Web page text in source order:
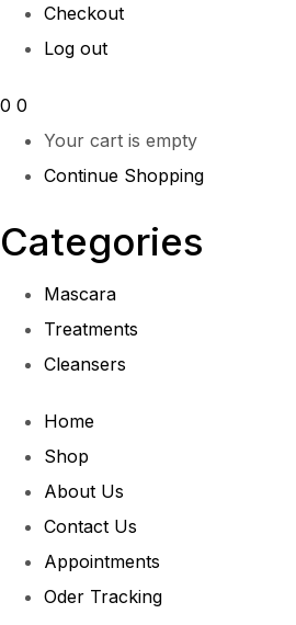
Checkout
Log out
0 0
Your cart is empty
Continue Shopping
Categories
Mascara
Treatments
Cleansers
Home
Shop
About Us
Contact Us
Appointments
Oder Tracking